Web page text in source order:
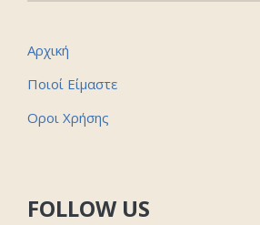
Αρχική
Ποιοί Είμαστε
Οροι Χρήσης
FOLLOW US